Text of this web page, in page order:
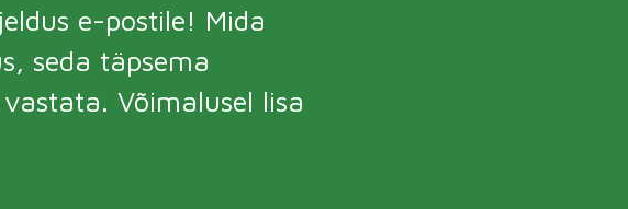
e-postile! Mida
seda täpsema
Võimalusel lisa